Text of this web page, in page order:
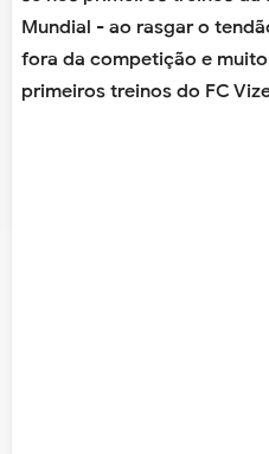
Mundial - ao rasgar o
fora da competição e
primeiros treinos do FC